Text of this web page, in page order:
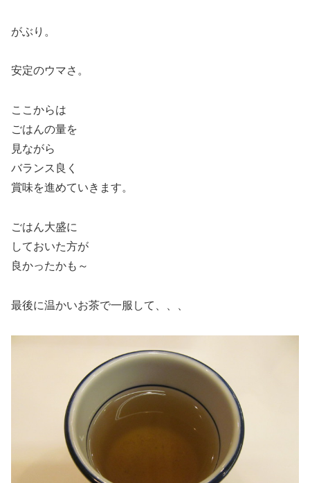
がぶり。
安定のウマさ。
ここからは
ごはんの量を
見ながら
バランス良く
賞味を進めていきます。
ごはん大盛に
しておいた方が
良かったかも～
最後に温かいお茶で一服して、、、